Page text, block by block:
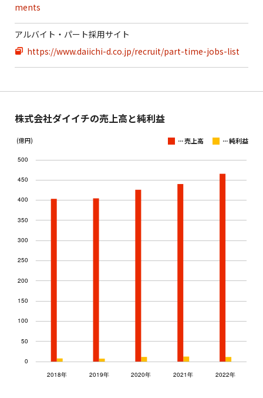
ments
アルバイト・パート採用サイト
https://www.daiichi-d.co.jp/recruit/part-time-jobs-list
株式会社ダイイチの売上高と純利益
(億円) ...売上高 ...純利益